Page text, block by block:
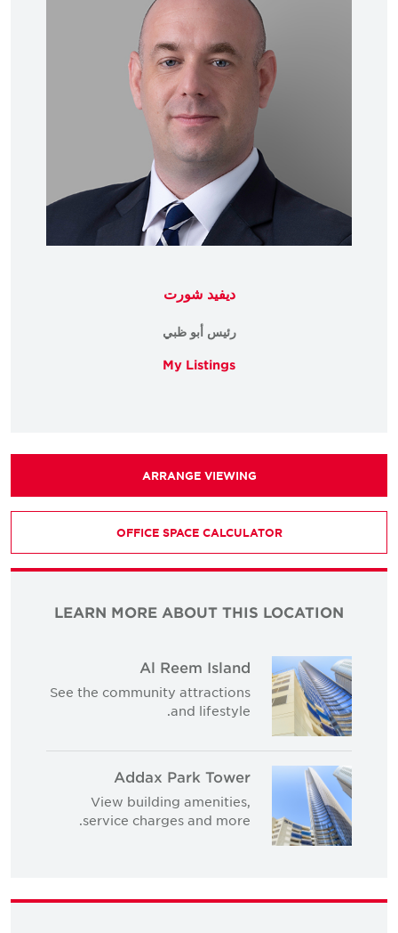
ديفيد شورت
رئيس أبو ظبي
My Listings
ARRANGE VIEWING
OFFICE SPACE CALCULATOR
LEARN MORE ABOUT THIS LOCATION
Al Reem Island
See the community attractions
and lifestyle.
Addax Park Tower
View building amenities,
service charges and more.